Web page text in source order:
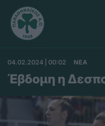
04.02.2024 | 00:02 ΝΕΑ
Έβδομη η